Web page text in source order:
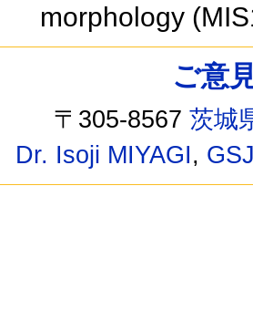
morphology
ご意
〒305-8567茨城
Dr. Isoji MIYAGI, GSJ